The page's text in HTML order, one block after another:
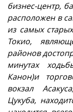
бизнес-центр,
расположен в
из самых
Токио,
районов
минутах
Канон)и
вокзал
Цукуба,